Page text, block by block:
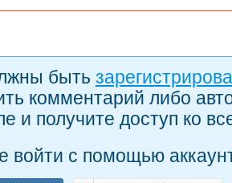
быть
комментарий либо
и получите доступ ко
войти с помощью